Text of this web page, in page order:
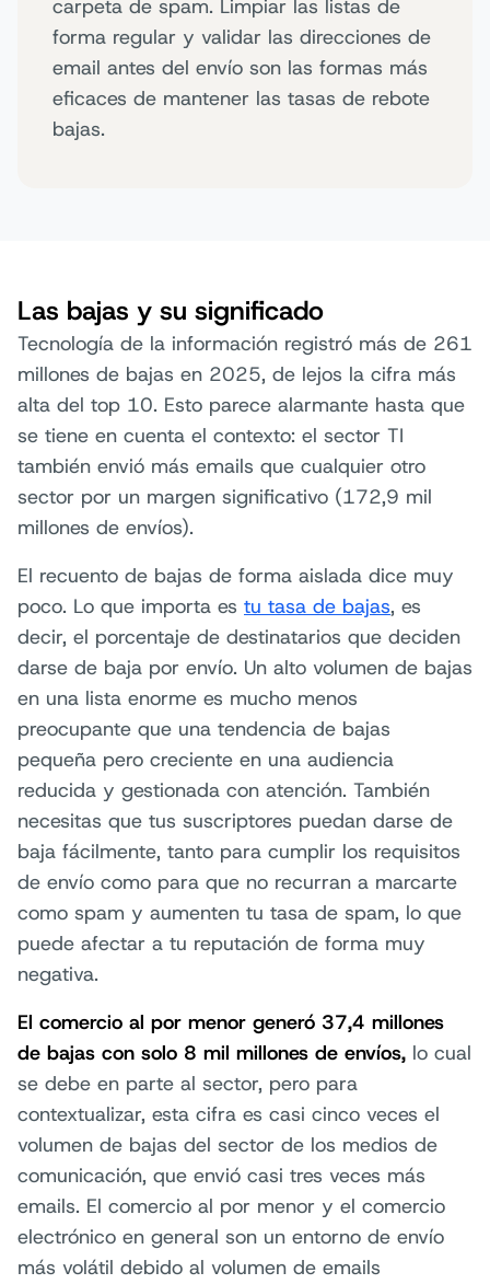
carpeta de spam. Limpiar las listas de
forma regular y validar las direcciones de
email antes del envío son las formas más
eficaces de mantener las tasas de rebote
bajas.
Las bajas y su significado
Tecnología de la información registró más de 261
millones de bajas en 2025, de lejos la cifra más
alta del top 10. Esto parece alarmante hasta que
se tiene en cuenta el contexto: el sector TI
también envió más emails que cualquier otro
sector por un margen significativo (172,9 mil
millones de envíos).
El recuento de bajas de forma aislada dice muy
poco. Lo que importa es tu tasa de bajas, es
decir, el porcentaje de destinatarios que deciden
darse de baja por envío. Un alto volumen de bajas
en una lista enorme es mucho menos
preocupante que una tendencia de bajas
pequeña pero creciente en una audiencia
reducida y gestionada con atención. También
necesitas que tus suscriptores puedan darse de
baja fácilmente, tanto para cumplir los requisitos
de envío como para que no recurran a marcarte
como spam y aumenten tu tasa de spam, lo que
puede afectar a tu reputación de forma muy
negativa.
El comercio al por menor generó 37,4 millones
de bajas con solo 8 mil millones de envíos, lo cual
se debe en parte al sector, pero para
contextualizar, esta cifra es casi cinco veces el
volumen de bajas del sector de los medios de
comunicación, que envió casi tres veces más
emails. El comercio al por menor y el comercio
electrónico en general son un entorno de envío
más volátil debido al volumen de emails